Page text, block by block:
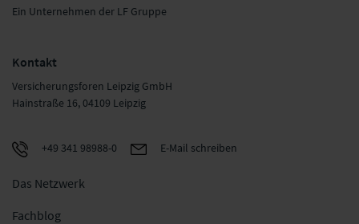
Ein Unternehmen der LF Gruppe
Kontakt
Versicherungsforen Leipzig GmbH
Hainstraße 16, 04109 Leipzig
+49 341 98988-0 E-Mail schreiben
Das Netzwerk
Fachblog